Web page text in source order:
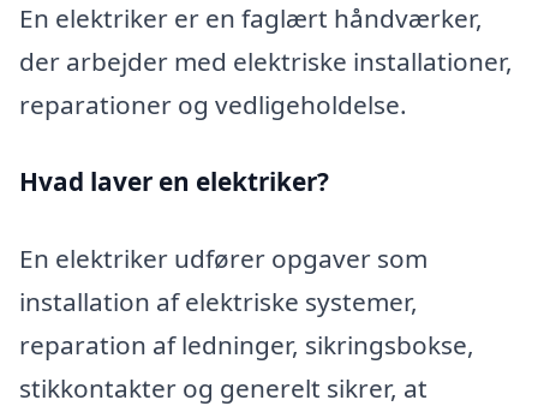
En elektriker er en faglært håndværker,
der arbejder med elektriske installationer,
reparationer og vedligeholdelse.
Hvad laver en elektriker?
En elektriker udfører opgaver som
installation af elektriske systemer,
reparation af ledninger, sikringsbokse,
stikkontakter og generelt sikrer, at